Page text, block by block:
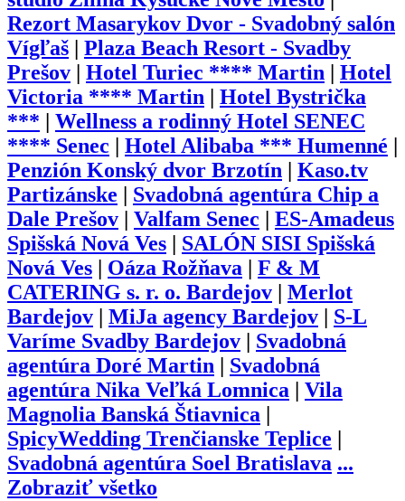
Rezort Masarykov Dvor - Svadobný salón
Vígľaš
Plaza Beach Resort - Svadby
Prešov
Hotel Turiec **** Martin
Hotel
Victoria **** Martin
Hotel Bystrička
***
Wellness a rodinný Hotel SENEC
**** Senec
Hotel Alibaba *** Humenné
Penzión Konský dvor Brzotín
Kaso.tv
Partizánske
Svadobná agentúra Chip a
Dale Prešov
Valfam Senec
ES-Amadeus
Spišská Nová Ves
SALÓN SISI Spišská
Nová Ves
Oáza Rožňava
F & M
CATERING s. r. o. Bardejov
Merlot
Bardejov
MiJa agency Bardejov
S-L
Varíme Svadby Bardejov
Svadobná
agentúra Doré Martin
Svadobná
agentúra Nika Veľká Lomnica
Vila
Magnolia Banská Štiavnica
SpicyWedding Trenčianske Teplice
Svadobná agentúra Soel Bratislava ...
Zobraziť všetko